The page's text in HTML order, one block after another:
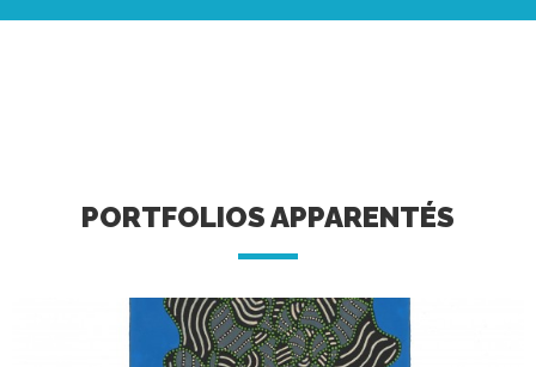
PORTFOLIOS APPARENTÉS